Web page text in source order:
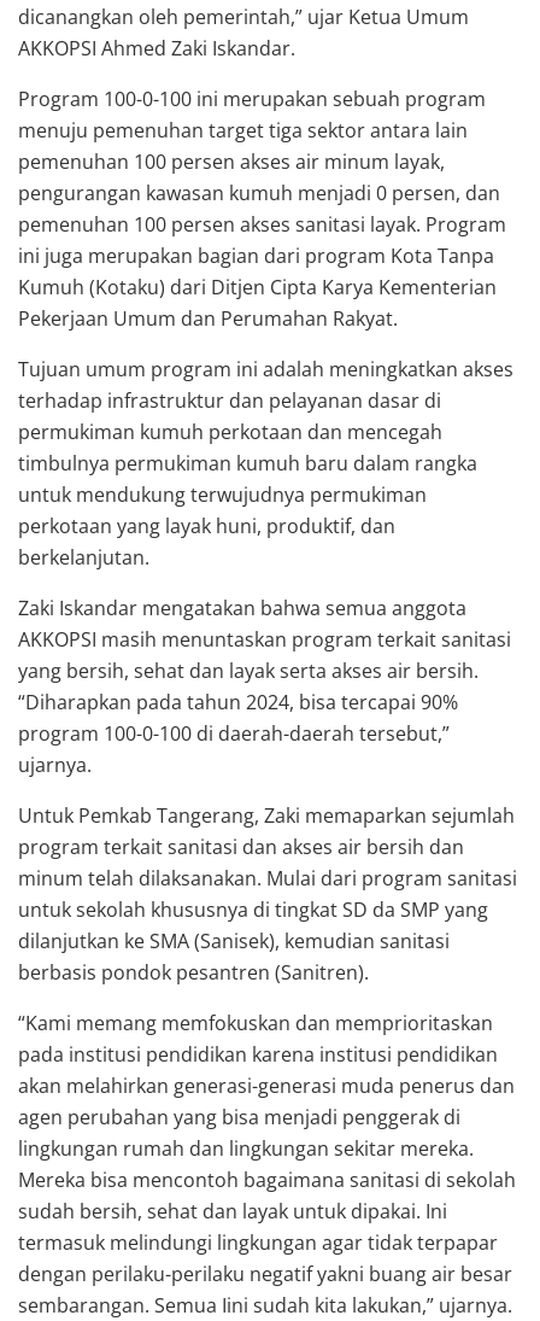
dicanangkan oleh pemerintah,” ujar Ketua Umum
AKKOPSI Ahmed Zaki Iskandar.
Program 100-0-100 ini merupakan sebuah program
menuju pemenuhan target tiga sektor antara lain
pemenuhan 100 persen akses air minum layak,
pengurangan kawasan kumuh menjadi 0 persen, dan
pemenuhan 100 persen akses sanitasi layak. Program
ini juga merupakan bagian dari program Kota Tanpa
Kumuh (Kotaku) dari Ditjen Cipta Karya Kementerian
Pekerjaan Umum dan Perumahan Rakyat.
Tujuan umum program ini adalah meningkatkan akses
terhadap infrastruktur dan pelayanan dasar di
permukiman kumuh perkotaan dan mencegah
timbulnya permukiman kumuh baru dalam rangka
untuk mendukung terwujudnya permukiman
perkotaan yang layak huni, produktif, dan
berkelanjutan.
Zaki Iskandar mengatakan bahwa semua anggota
AKKOPSI masih menuntaskan program terkait sanitasi
yang bersih, sehat dan layak serta akses air bersih.
“Diharapkan pada tahun 2024, bisa tercapai 90%
program 100-0-100 di daerah-daerah tersebut,”
ujarnya.
Untuk Pemkab Tangerang, Zaki memaparkan sejumlah
program terkait sanitasi dan akses air bersih dan
minum telah dilaksanakan. Mulai dari program sanitasi
untuk sekolah khususnya di tingkat SD da SMP yang
dilanjutkan ke SMA (Sanisek), kemudian sanitasi
berbasis pondok pesantren (Sanitren).
“Kami memang memfokuskan dan memprioritaskan
pada institusi pendidikan karena institusi pendidikan
akan melahirkan generasi-generasi muda penerus dan
agen perubahan yang bisa menjadi penggerak di
lingkungan rumah dan lingkungan sekitar mereka.
Mereka bisa mencontoh bagaimana sanitasi di sekolah
sudah bersih, sehat dan layak untuk dipakai. Ini
termasuk melindungi lingkungan agar tidak terpapar
dengan perilaku-perilaku negatif yakni buang air besar
sembarangan. Semua Iini sudah kita lakukan,” ujarnya.